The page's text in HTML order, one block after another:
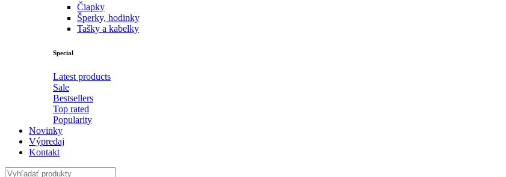
Čiapky
Šperky, hodinky
Tašky a kabelky
Special
Latest products
Sale
Bestsellers
Top rated
Popularity
Novinky
Výpredaj
Kontakt